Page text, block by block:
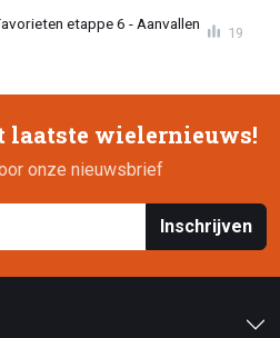
etappe 6 - Aanvallen
19
laatste wielernieuws!
onze nieuwsbrief
Inschrijven